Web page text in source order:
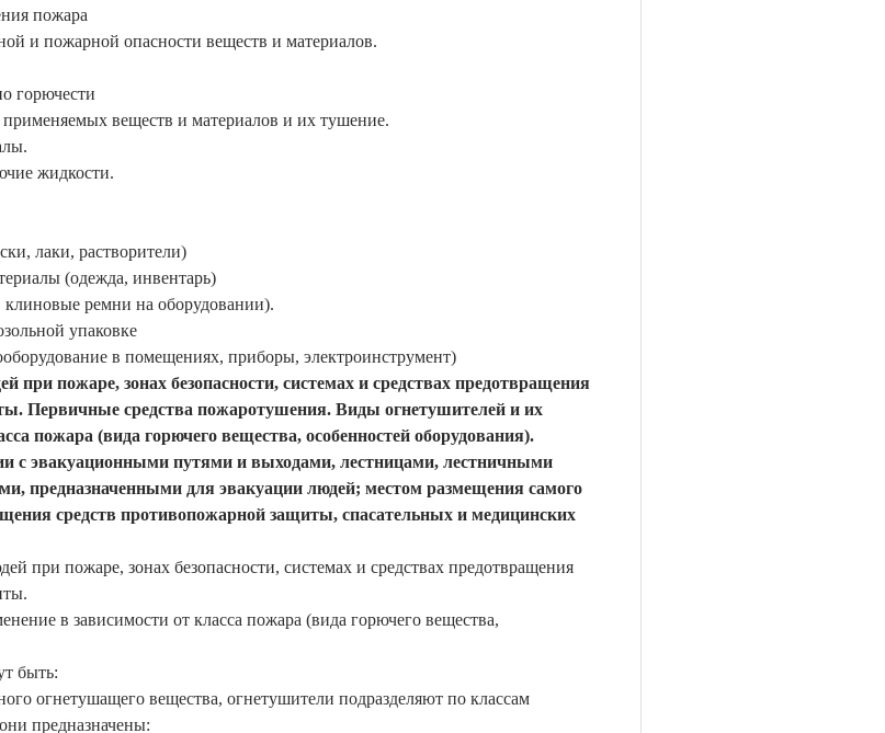
пожара
и пожарной опасности веществ и материалов.
горючести
веществ и материалов и их тушение.
жидкости.
лаки, растворители)
(одежда, инвентарь)
ремни на оборудовании).
упаковке
в помещениях, приборы, электроинструмент)
при пожаре, зонах безопасности, системах и средствах предотвращения
Первичные средства пожаротушения. Виды огнетушителей и их
пожара (вида горючего вещества, особенностей оборудования).
с эвакуационными путями и выходами, лестницами, лестничными
предназначенными для эвакуации людей; местом размещения самого
средств противопожарной защиты, спасательных и медицинских
при пожаре, зонах безопасности, системах и средствах предотвращения
в зависимости от класса пожара (вида горючего вещества,
быть:
огнетушащего вещества, огнетушители подразделяют по классам
предназначены: